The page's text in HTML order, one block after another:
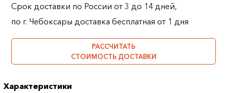
Срок доставки по России от 3 до 14 дней,
по г. Чебоксары доставка бесплатная от 1 дня
РАССЧИТАТЬ
СТОИМОСТЬ ДОСТАВКИ
Характеристики